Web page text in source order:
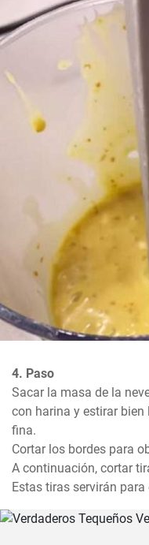
4. Paso
Sacar la masa de la
con harina y estirar
fina.
Cortar los bordes para
A continuación, cortar
Estas tiras servirán para